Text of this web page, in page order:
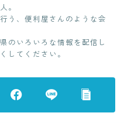
。
う、便利屋さんのような会
のいろいろな情報を配信し
してください。